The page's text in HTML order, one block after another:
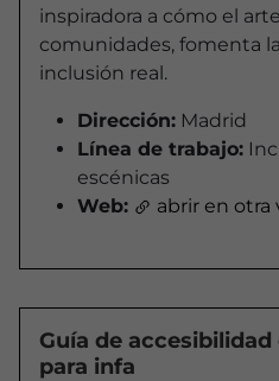
inspiradora a cómo el
comunidades, fomenta
inclusión real.
Dirección: Madrid
Línea de trabajo:
escénicas
Web:
abrir en otra
Guía de
para infa